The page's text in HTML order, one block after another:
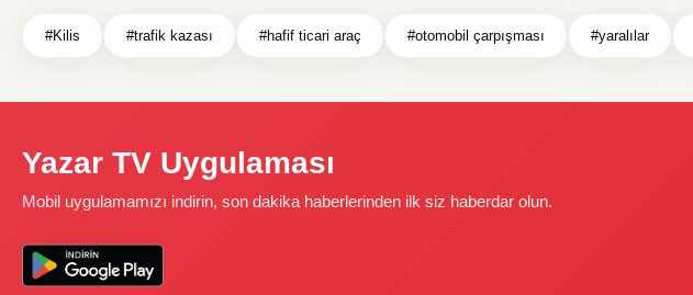
#Kilis #trafik kazası #hafif ticari araç #otomobil çarpışması #yaralılar
Yazar TV Uygulaması
Mobil uygulamamızı indirin, son dakika haberlerinden ilk siz haberdar olun.